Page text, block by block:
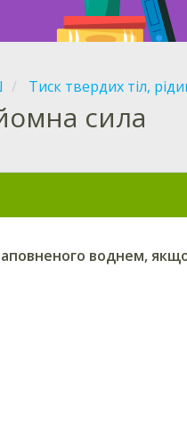
Тиск твердих тіл,
сила
воднем,